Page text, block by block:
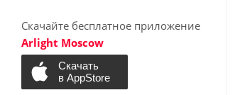
Скачайте бесплатное приложение
Arlight Moscow